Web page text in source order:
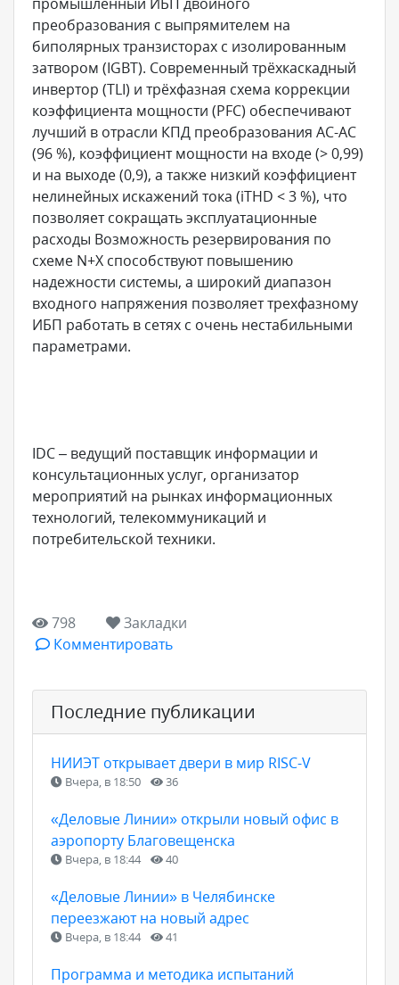
преобразования с выпрямителем на
биполярных транзисторах с изолированным
затвором (IGBT). Современный трёхкаскадный
инвертор (TLI) и трёхфазная схема коррекции
коэффициента мощности (PFC) обеспечивают
лучший в отрасли КПД преобразования AC-AC
(96 %), коэффициент мощности на входе (> 0,99)
и на выходе (0,9), а также низкий коэффициент
нелинейных искажений тока (iTHD < 3 %), что
позволяет сокращать эксплуатационные
расходы Возможность резервирования по
схеме N+X способствуют повышению
надежности системы, а широкий диапазон
входного напряжения позволяет трехфазному
ИБП работать в сетях с очень нестабильными
параметрами.
IDC – ведущий поставщик информации и
консультационных услуг, организатор
мероприятий на рынках информационных
технологий, телекоммуникаций и
потребительской техники.
798
Закладки
Комментировать
Последние публикации
НИИЭТ открывает двери в мир RISC-V
Вчера, в 18:50 36
«Деловые Линии» открыли новый офис в
аэропорту Благовещенска
Вчера, в 18:44 40
«Деловые Линии» в Челябинске
переезжают на новый адрес
Вчера, в 18:44 41
Программа и методика испытаний